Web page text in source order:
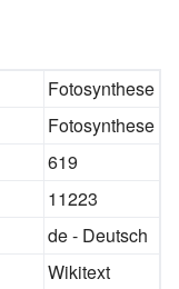
Fotosynthese
Fotosynthese
619
11223
de - Deutsch
Wikitext